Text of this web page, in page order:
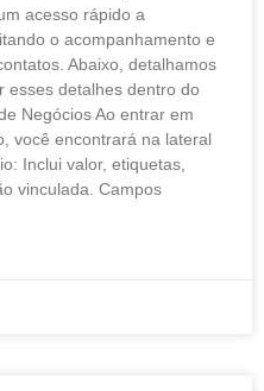
acesso rápido a
o acompanhamento e
Abaixo, detalhamos
esses detalhes dentro do
Negócios Ao entrar em
você encontrará na lateral
Inclui valor, etiquetas,
vinculada. Campos